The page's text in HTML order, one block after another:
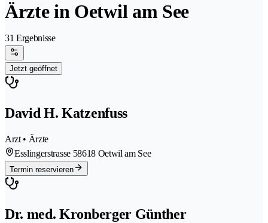
Ärzte in Oetwil am See
31 Ergebnisse
Jetzt geöffnet
David H. Katzenfuss
Arzt • Ärzte
Esslingerstrasse 58618 Oetwil am See
Termin reservieren
Dr. med. Kronberger Günther